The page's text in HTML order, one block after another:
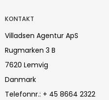
KONTAKT
Villadsen Agentur ApS
Rugmarken 3 B
7620 Lemvig
Danmark
Telefonnr.: + 45 8664 2322